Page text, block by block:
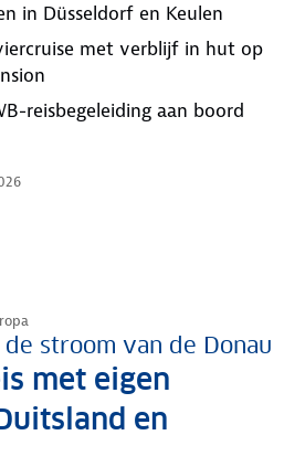
in Düsseldorf en Keulen
met verblijf in hut op
reisbegeleiding aan boord
de stroom van de Donau
met eigen
en